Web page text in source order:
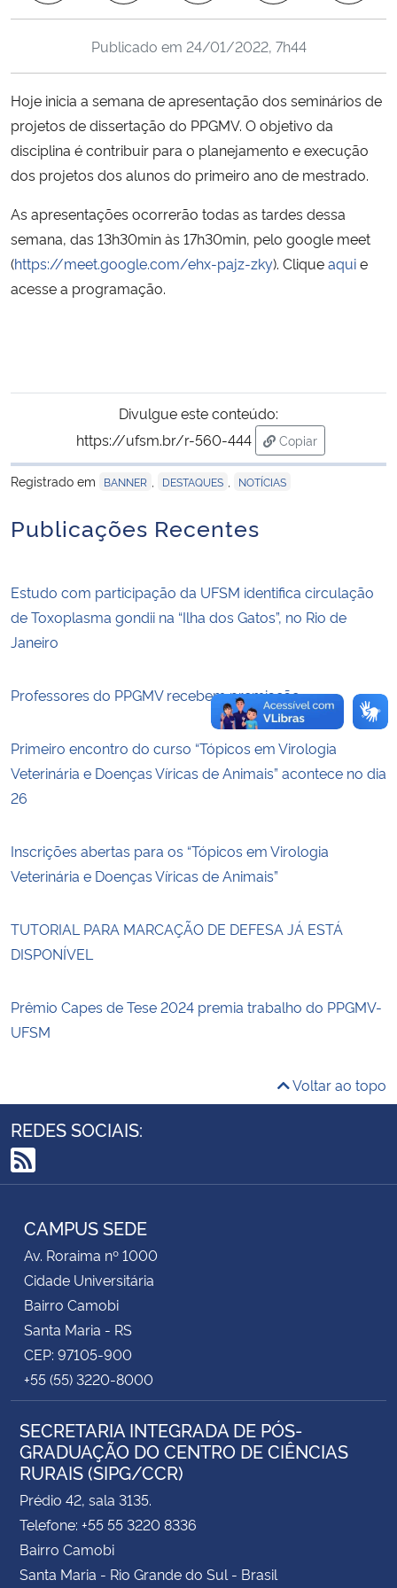
Ministério de Minas e Energia
Ministério da Ciência, Tecnologia, Inovações e Comunicações
Ministério do Turismo
Ministério do Desenvolvimento Regional
Ministério da Mulher, da Família e dos Direitos Humanos
Secretaria-Geral
Secretaria de Governo
Gabinete de Segurança Institucional
Banco Central do Brasil
Publicado em 24/01/2022, 7h44
Hoje inicia a semana de apresentação dos seminários de
projetos de dissertação do PPGMV. O objetivo da
disciplina é contribuir para o planejamento e execução
dos projetos dos alunos do primeiro ano de mestrado.
As apresentações ocorrerão todas as tardes dessa
semana, das 13h30min às 17h30min, pelo google meet
(https://meet.google.com/ehx-pajz-zky). Cliqueaquie
acesse a programação.
Divulgue este conteúdo:
https://ufsm.br/r-560-444
Copiar
para área de
Registrado em
BANNER DESTAQUES NOTÍCIAS
Publicações Recentes
Estudo com participação da UFSM identifica circulação
de Toxoplasma gondii na “Ilha dos Gatos”, no Rio de
Janeiro
Professores do PPGMV recebem premiação
Primeiro encontro do curso “Tópicos em Virologia
Veterinária e Doenças Víricas de Animais” acontece no dia
26
Inscrições abertas para os “Tópicos em Virologia
Veterinária e Doenças Víricas de Animais”
TUTORIAL PARA MARCAÇÃO DE DEFESA JÁ ESTÁ
DISPONÍVEL
Prêmio Capes de Tese 2024 premia trabalho do PPGMV-
UFSM
Voltar ao topo
REDES SOCIAIS:
RSS
CAMPUS SEDE
Av. Roraima nº 1000
Cidade Universitária
Bairro Camobi
Santa Maria - RS
CEP: 97105-900
+55 (55) 3220-8000
SECRETARIA INTEGRADA DE PÓS-
GRADUAÇÃO DO CENTRO DE CIÊNCIAS
RURAIS (SIPG/CCR)
Prédio 42, sala 3135.
Telefone: +55 55 3220 8336
Bairro Camobi
Santa Maria - Rio Grande do Sul - Brasil